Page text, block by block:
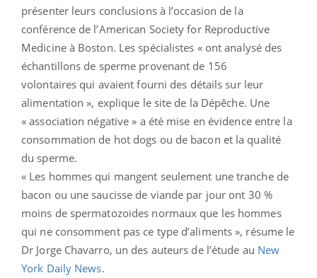
présenter leurs conclusions à l’occasion de la
conférence de l’American Society for Reproductive
Medicine à Boston. Les spécialistes « ont analysé des
échantillons de sperme provenant de 156
volontaires qui avaient fourni des détails sur leur
alimentation », explique le site de la Dépêche. Une
« association négative » a été mise en évidence entre la
consommation de hot dogs ou de bacon et la qualité
du sperme.
« Les hommes qui mangent seulement une tranche de
bacon ou une saucisse de viande par jour ont 30 %
moins de spermatozoïdes normaux que les hommes
qui ne consomment pas ce type d’aliments », résume le
Dr Jorge Chavarro, un des auteurs de l’étude au New
York Daily News.